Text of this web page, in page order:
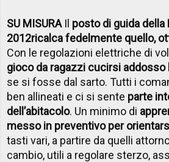
SU MISURAIl posto di guida della
2012ricalca fedelmente quello,
Con le regolazioni elettriche di
gioco da ragazzi cucirsi addosso
se si fosse dal sarto. Tutti i
ben allineati e ci si sente parte
dell’abitacolo. Un minimo di
messo in preventivo per
tasti vari, a partire da quelli
cambio, utili a regolare sterzo,